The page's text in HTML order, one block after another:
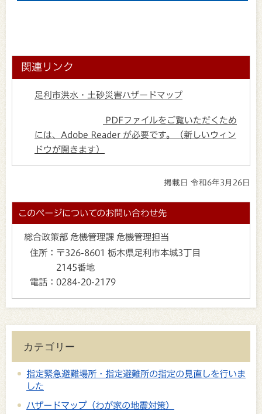
関連リンク
足利市洪水・土砂災害ハザードマップ
PDFファイルをご覧いただくため
には、Adobe Reader が必要です。（新しいウィン
ドウが開きます）
掲載日 令和6年3月26日
このページについてのお問い合わせ先
総合政策部 危機管理課 危機管理担当
住所： 〒326-8601 栃木県足利市本城3丁目
2145番地
電話： 0284-20-2179
カテゴリー
指定緊急避難場所・指定避難所の指定の見直しを行いま
した
ハザードマップ（わが家の地震対策）